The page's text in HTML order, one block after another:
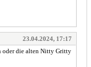
23.04.2024, 17:17
oder die alten Nitty Gritty